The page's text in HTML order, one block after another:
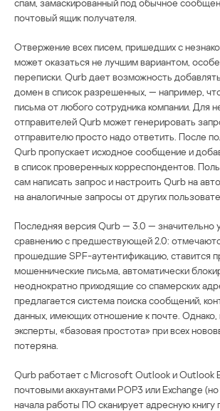
почтовый ящик получателя.
Отвержение всех писем, пришедших с
может оказаться не лучшим вариантом,
переписки. Qurb дает возможность
домен в список разрешенных, — например,
письма от любого сотрудника компании. Для
отправителей Qurb может генерировать
отправителю просто надо ответить. После
Qurb пропускает исходное сообщение и
в список проверенных корреспондентов.
сам написать запрос и настроить Qurb на
на аналогичные запросы от других
Последняя версия Qurb — 3.0 — значительно
сравнению с предшествующей 2.0:
прошедшие SPF-аутентификацию, ставится
мошеннические письма, автоматически
неоднократно приходящие со спамерских
предлагается система поиска сообщений,
данных, имеющих отношение к почте. Однако,
эксперты, «базовая простота» при всех
потеряна.
Qurb работает с Microsoft Outlook и Outlook
почтовыми аккаунтами POP3 или Exchange
начала работы ПО сканирует адресную книгу